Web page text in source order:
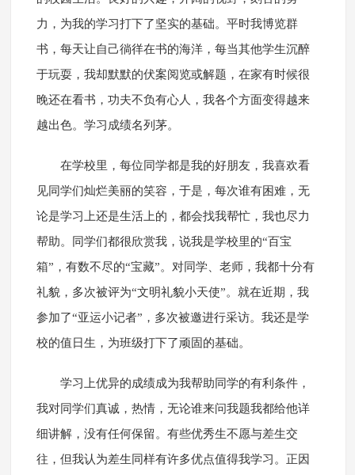
力，为我的学习打下了坚实的基础。平时我博览群
书，每天让自己徜徉在书的海洋，每当其他学生沉醉
于玩耍，我却默默的伏案阅览或解题，在家有时候很
晚还在看书，功夫不负有心人，我各个方面变得越来
越出色。学习成绩名列茅。
在学校里，每位同学都是我的好朋友，我喜欢看
见同学们灿烂美丽的笑容，于是，每次谁有困难，无
论是学习上还是生活上的，都会找我帮忙，我也尽力
帮助。同学们都很欣赏我，说我是学校里的“百宝
箱”，有数不尽的“宝藏”。对同学、老师，我都十分有
礼貌，多次被评为“文明礼貌小天使”。就在近期，我
参加了“亚运小记者”，多次被邀进行采访。我还是学
校的值日生，为班级打下了顽固的基础。
学习上优异的成绩成为我帮助同学的有利条件，
我对同学们真诚，热情，无论谁来问我题我都给他详
细讲解，没有任何保留。有些优秀生不愿与差生交
往，但我认为差生同样有许多优点值得我学习。正因